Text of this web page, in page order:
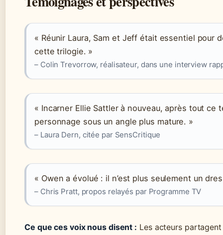
« Réunir Laura, Sam et Jeff était essentiel pour
cette trilogie. »
– Colin Trevorrow, réalisateur, dans une interview
« Incarner Ellie Sattler à nouveau, après tout ce
personnage sous un angle plus mature. »
– Laura Dern, citée par SensCritique
« Owen a évolué : il n’est plus seulement un
– Chris Pratt, propos relayés par Programme TV
Ce que ces voix nous disent : Les acteurs